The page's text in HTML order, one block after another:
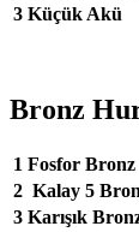
3 Küçük Akü
Bronz
1 Fosfor Bronz
2 Kalay 5
3 Karışık